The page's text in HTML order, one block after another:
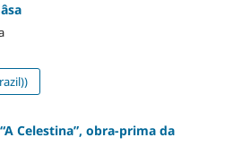
Celestina”, obra-prima da